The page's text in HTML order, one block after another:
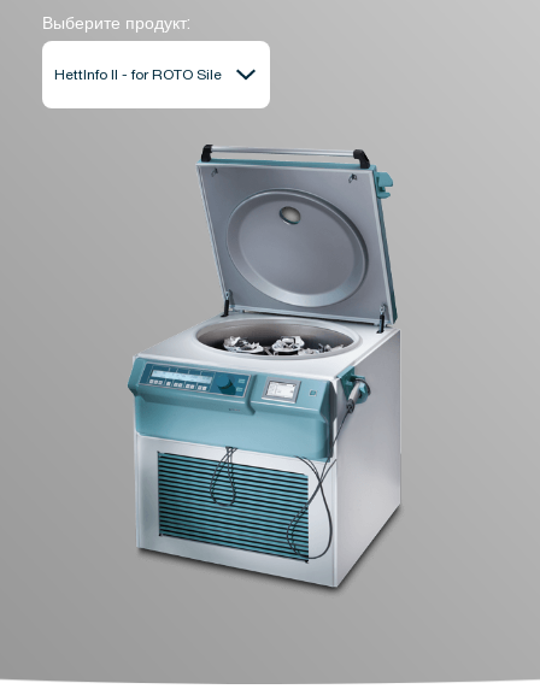
Новости и События
Выберите продукт: